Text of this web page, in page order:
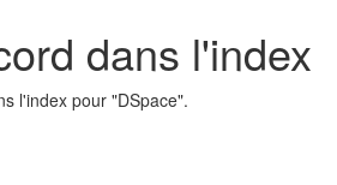
dans l'index
l'index pour "DSpace".